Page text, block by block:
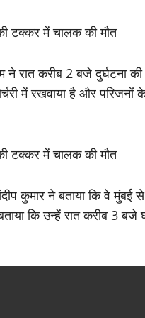
ने रात करीब 2 बजे
में रखवाया है और
कुमार ने बताया कि वे मुंबई
कि उन्हें रात करीब 3